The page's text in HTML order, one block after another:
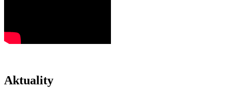
Aktuality